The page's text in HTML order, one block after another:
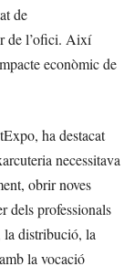
de
de l’ofici. Així
econòmic de
ha destacat
necessitava
obrir noves
dels professionals
la distribució, la
la vocació